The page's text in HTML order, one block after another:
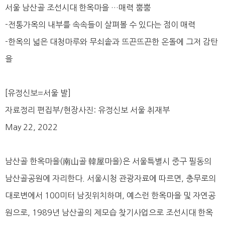
서울 남산골 조선시대 한옥마을 …매력 뿜뿜
-전통가옥의 내부를 속속들이 살펴볼 수 있다는 점이 매력
-한옥의 넓은 대청마루와 무쇠솥과 뜨끈뜨끈한 온돌에 그저 감탄
을
[유정신보=서울 발]
자료정리 편집부/현장사진: 유정신보 서울 취재부
May 22, 2022
남산골 한옥마을(南山골 韓屋마을)은 서울특별시 중구 필동의
남산골공원에 자리한다. 서울시청 관광자료에 따르면, 충무로의
대로변에서 100미터 남짓위치하며, 예스런 한옥마을 및 자연공
원으로, 1989년 남산골의 제모습 찾기사업으로 조선시대 한옥